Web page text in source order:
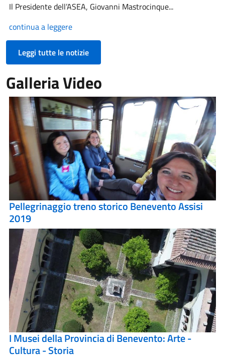
Il Presidente dell’ASEA, Giovanni Mastrocinque...
continua a leggere
Leggi tutte le notizie
Galleria Video
Pellegrinaggio treno storico Benevento Assisi
2019
I Musei della Provincia di Benevento: Arte -
Cultura - Storia